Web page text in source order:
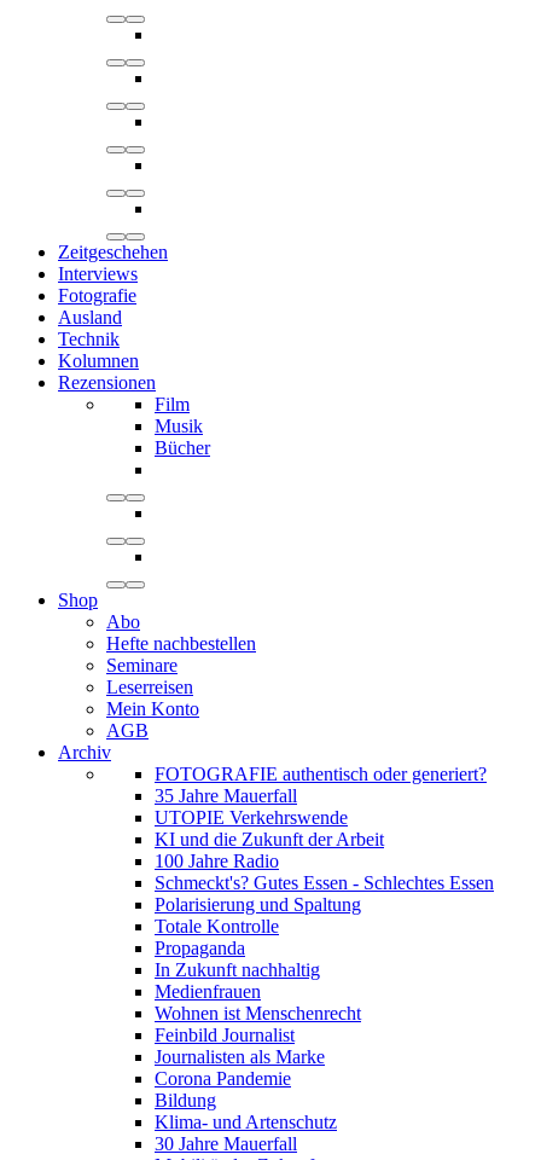
Zeitgeschehen
Interviews
Fotografie
Ausland
Technik
Kolumnen
Rezensionen
Film
Musik
Bücher
Shop
Abo
Hefte nachbestellen
Seminare
Leserreisen
Mein Konto
AGB
Archiv
FOTOGRAFIE authentisch oder generiert?
35 Jahre Mauerfall
UTOPIE Verkehrswende
KI und die Zukunft der Arbeit
100 Jahre Radio
Schmeckt's? Gutes Essen - Schlechtes Essen
Polarisierung und Spaltung
Totale Kontrolle
Propaganda
In Zukunft nachhaltig
Medienfrauen
Wohnen ist Menschenrecht
Feinbild Journalist
Journalisten als Marke
Corona Pandemie
Bildung
Klima- und Artenschutz
30 Jahre Mauerfall